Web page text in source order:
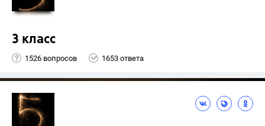
3 класс
1526 вопросов 1653 ответа